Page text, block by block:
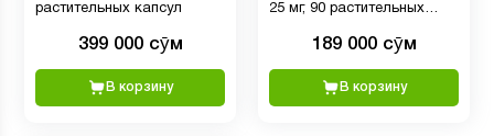
растительных капсул
399 000 сӯм
В корзину
25 мг, 90 растительных
189 000 сӯм
В корзину